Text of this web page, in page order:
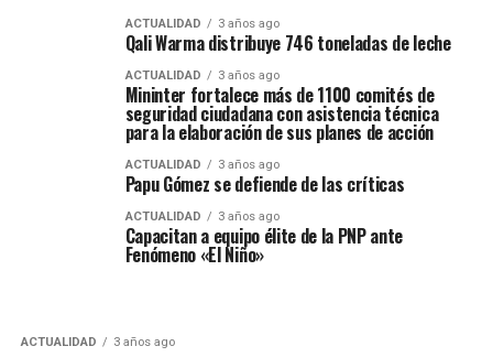
ACTUALIDAD 3 años ago
Qali Warma distribuye 746 toneladas de leche
ACTUALIDAD 3 años ago
Mininter fortalece más de 1100 comités de
seguridad ciudadana con asistencia técnica
para la elaboración de sus planes de acción
ACTUALIDAD 3 años ago
Papu Gómez se defiende de las críticas
ACTUALIDAD 3 años ago
Capacitan a equipo élite de la PNP ante
Fenómeno «El Niño»
ACTUALIDAD 3 años ago